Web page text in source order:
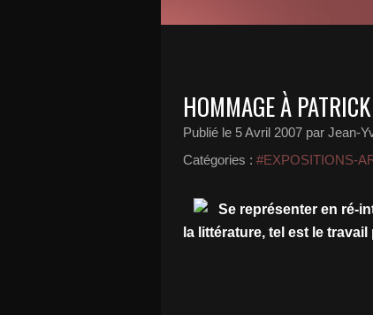
HOMMAGE À
Publié le 5 Avril 2007 par Jean-
Catégories : #EXPOSITIONS-
Se représenter en ré-
la littérature, tel est le